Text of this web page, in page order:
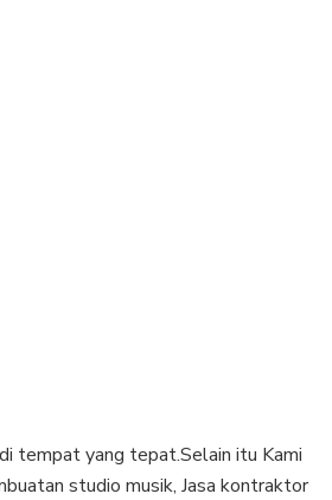
tempat yang tepat.Selain itu Kami
studio musik, Jasa kontraktor